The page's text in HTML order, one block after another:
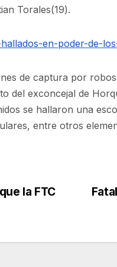
Torales(19).
de captura por
del exconcejal de
se hallaron una
entre otros
la FTC